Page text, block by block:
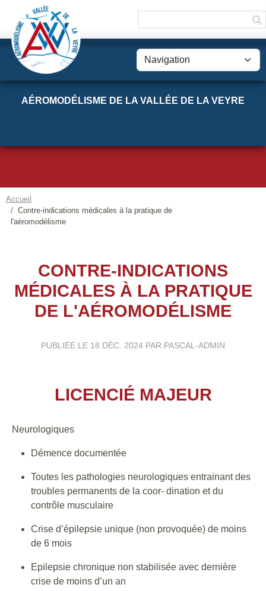
AÉROMODÉLISME DE LA VALLÉE DE LA VEYRE
Accueil
Contre-indications médicales à la pratique de
l'aéromodélisme
CONTRE-INDICATIONS
MÉDICALES À LA PRATIQUE
DE L'AÉROMODÉLISME
PUBLIÉE LE 18 DÉC. 2024 PAR PASCAL-ADMIN
LICENCIÉ MAJEUR
Neurologiques
Démence documentée
Toutes les pathologies neurologiques entrainant des
troubles permanents de la coor- dination et du
contrôle musculaire
Crise d’épilepsie unique (non provoquée) de moins
de 6 mois
Epilepsie chronique non stabilisée avec dernière
crise de moins d’un an
Panneau de gestion des cookies